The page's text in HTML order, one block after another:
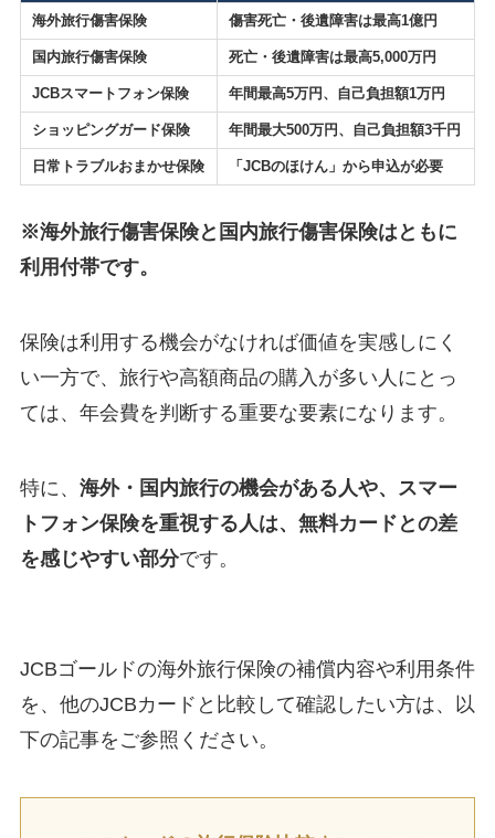
海外旅行傷害保険 傷害死亡・後遺障害は最高1億円
国内旅行傷害保険 死亡・後遺障害は最高5,000万円
JCBスマートフォン保険 年間最高5万円、自己負担額1万円
ショッピングガード保険 年間最大500万円、自己負担額3千円
日常トラブルおまかせ保険 「JCBのほけん」から申込が必要
※海外旅行傷害保険と国内旅行傷害保険はともに
利用付帯です。
保険は利用する機会がなければ価値を実感しにく
い一方で、旅行や高額商品の購入が多い人にとっ
ては、年会費を判断する重要な要素になります。
特に、 海外・国内旅行の機会がある人や、スマー
トフォン保険を重視する人は、無料カードとの差
を感じやすい部分です。
JCBゴールドの海外旅行保険の補償内容や利用条件
を、他のJCBカードと比較して確認したい方は、以
下の記事をご参照ください。